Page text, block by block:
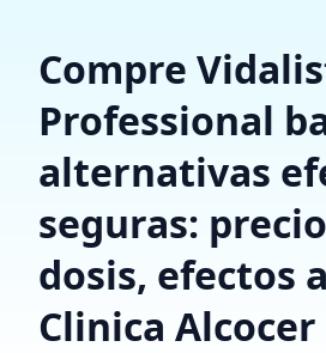
Compre
Professional
alternativas
seguras:
dosis, efectos
Clinica Alcocer